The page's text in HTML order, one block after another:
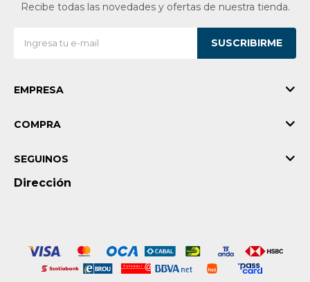
Recibe todas las novedades y ofertas de nuestra tienda.
SUSCRIBIRME
EMPRESA
COMPRA
Dirección
SEGUINOS